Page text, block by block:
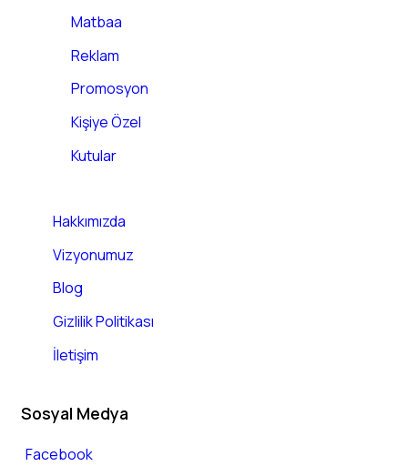
Matbaa
Reklam
Promosyon
Kişiye Özel
Kutular
Hakkımızda
Vizyonumuz
Blog
Gizlilik Politikası
İletişim
Sosyal Medya
Facebook